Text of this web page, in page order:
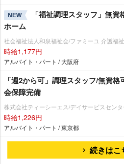
NEW
「福祉調理スタッフ」無
ホーム
社会福祉法人和泉福祉会/ファミーユ 介護福
時給1,177円
アルバイト・パート / 大阪府
「週2から可」調理スタッフ/無資
会保障完備
株式会社ティーシーエス/デイサービスセン
時給1,226円
アルバイト・パート / 東京都
続きはこ